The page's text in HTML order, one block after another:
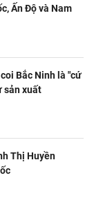
Ấn Độ và Nam
Bắc Ninh là "cứ
sản xuất
Thị Huyền